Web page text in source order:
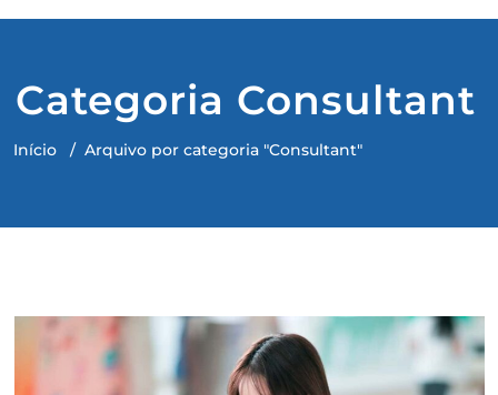
Categoria Consultant
Início / Arquivo por categoria "Consultant"